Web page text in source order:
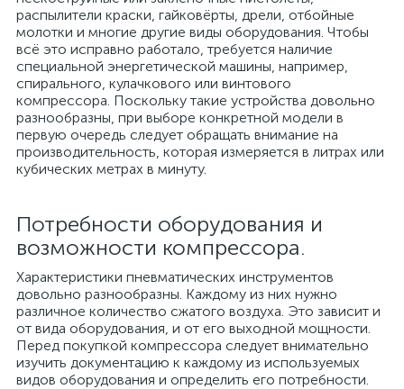
распылители краски, гайковёрты, дрели, отбойные
молотки и многие другие виды оборудования. Чтобы
всё это исправно работало, требуется наличие
специальной энергетической машины, например,
спирального, кулачкового или винтового
компрессора. Поскольку такие устройства довольно
разнообразны, при выборе конкретной модели в
первую очередь следует обращать внимание на
производительность, которая измеряется в литрах или
кубических метрах в минуту.
Потребности оборудования и
возможности компрессора.
Характеристики пневматических инструментов
довольно разнообразны. Каждому из них нужно
различное количество сжатого воздуха. Это зависит и
от вида оборудования, и от его выходной мощности.
Перед покупкой компрессора следует внимательно
изучить документацию к каждому из используемых
видов оборудования и определить его потребности.